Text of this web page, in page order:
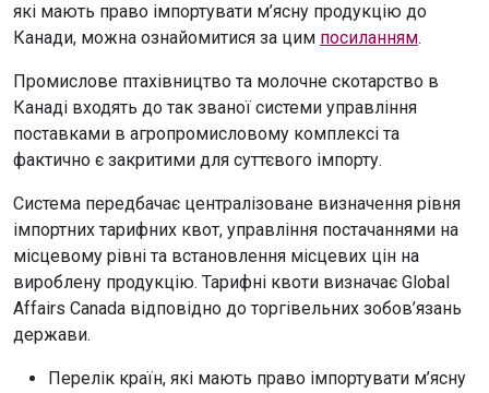
які мають право імпортувати м’ясну продукцію до
Канади, можна ознайомитися за цим посиланням.
Промислове птахівництво та молочне скотарство в
Канаді входять до так званої системи управління
поставками в агропромисловому комплексі та
фактично є закритими для суттєвого імпорту.
Система передбачає централізоване визначення рівня
імпортних тарифних квот, управління постачаннями на
місцевому рівні та встановлення місцевих цін на
вироблену продукцію. Тарифні квоти визначає Global
Affairs Canada відповідно до торгівельних зобов’язань
держави.
Перелік країн, які мають право імпортувати м’ясну